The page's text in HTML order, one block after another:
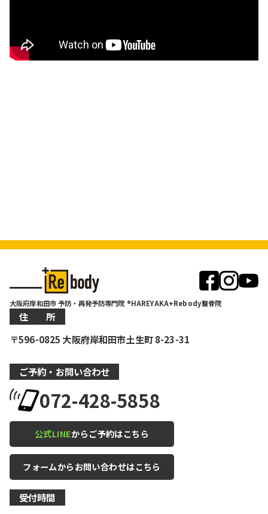
大阪府岸和田市 予防・再発予防専門院 ®HAREYAKA+Rebody整骨院
住 所
〒596-0825 大阪府岸和田市土生町 8-23-31
ご予約・お問い合わせ
072-428-5858
公式LINEからご予約はこちら
フォームからお問い合わせはこちら
受付時間